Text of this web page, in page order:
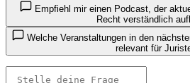
Empfiehl mir einen Podcast, der aktuelle Entwicklungen in KI im
Recht verständlich
relevant für